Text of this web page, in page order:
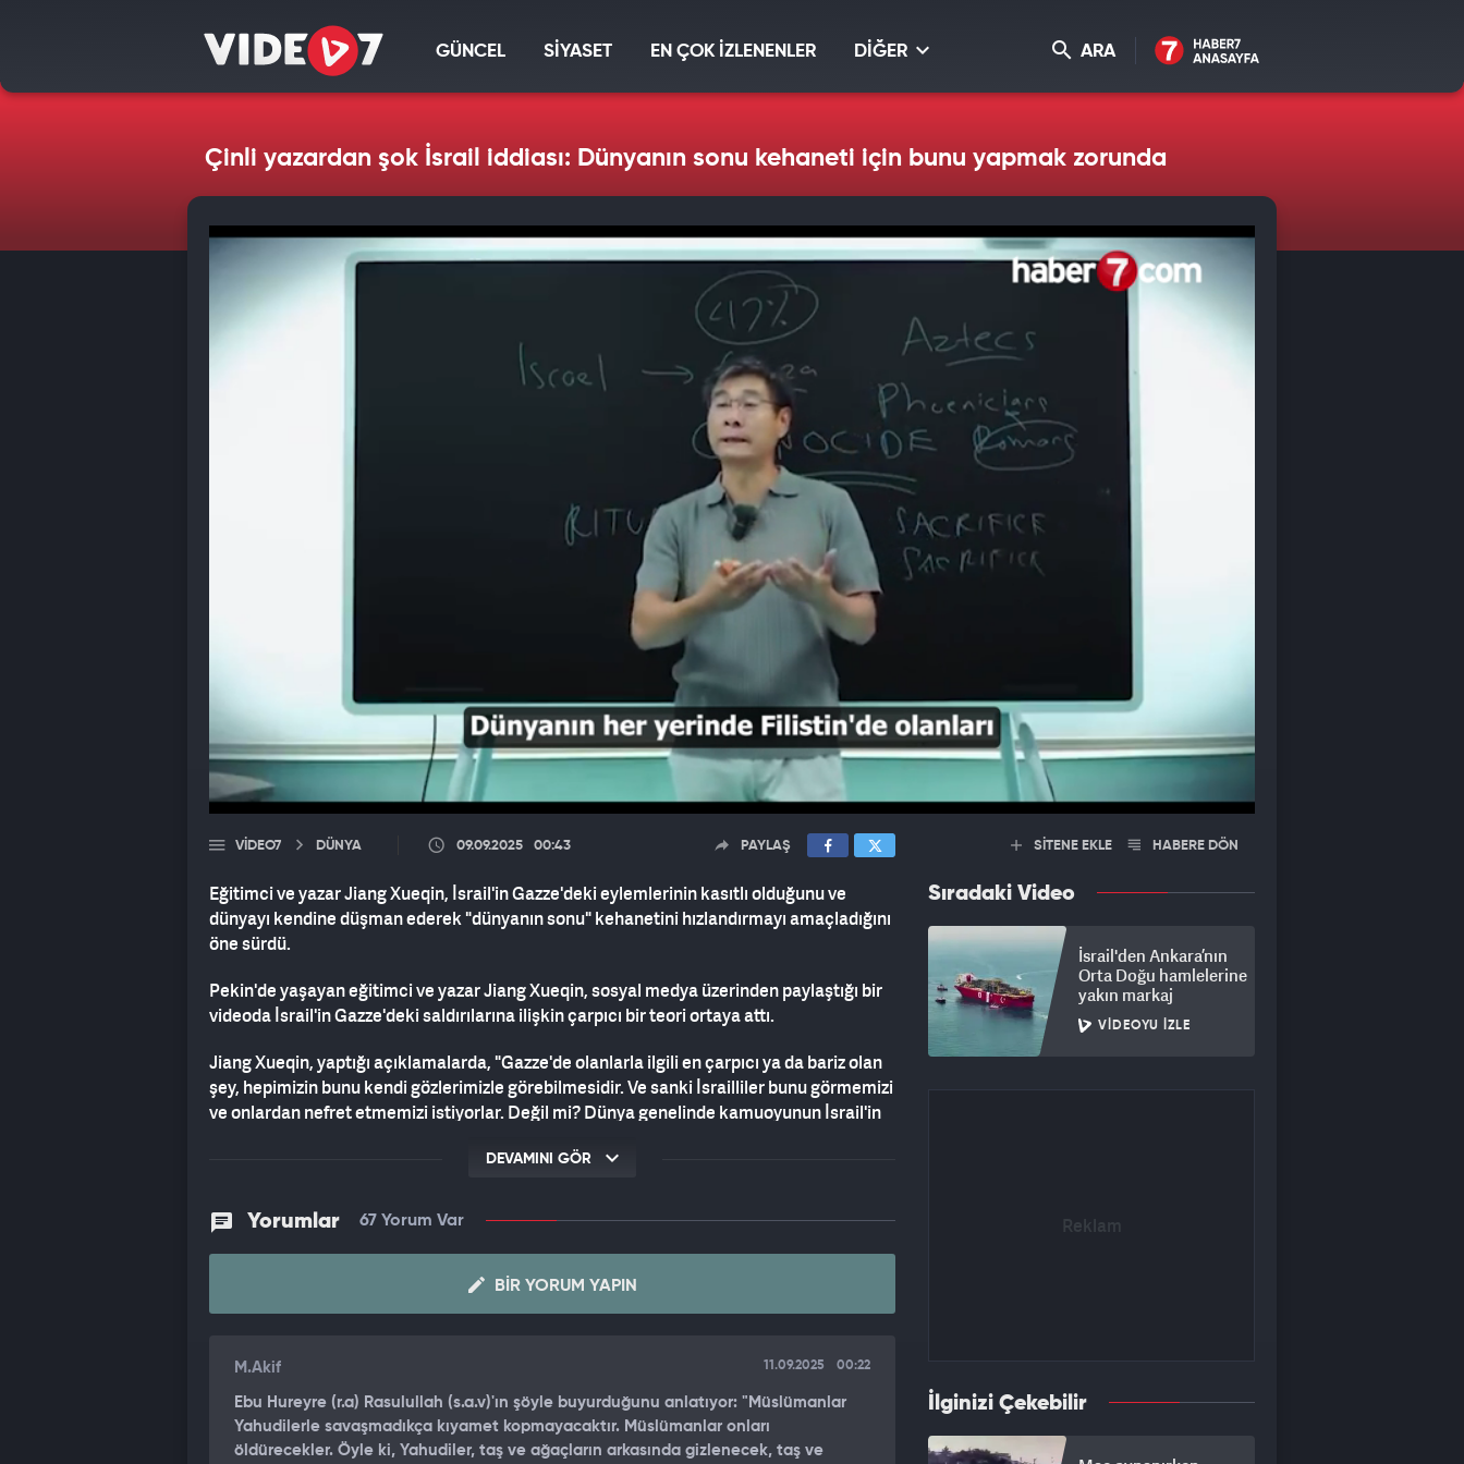
GÜNCEL SİYASET EN ÇOK İZLENENLER DİĞER ARA
Çinli yazardan şok İsrail iddiası: Dünyanın sonu kehaneti için bunu yapmak zorunda
VIDEO7 DÜNYA 09.09.2025 00:43 PAYLAŞ
Eğitimci ve yazar Jiang Xueqin, İsrail'in Gazze'deki eylemlerinin kasıtlı olduğunu ve
dünyayı kendine düşman ederek "dünyanın sonu" kehanetini hızlandırmayı amaçladığını
öne sürdü.
Pekin'de yaşayan eğitimci ve yazar Jiang Xueqin, sosyal medya üzerinden paylaştığı bir
videoda İsrail'in Gazze'deki saldırılarına ilişkin çarpıcı bir teori ortaya attı.
Jiang Xueqin, yaptığı açıklamalarda, "Gazze'de olanlarla ilgili en çarpıcı ya da bariz olan
şey, hepimizin bunu kendi gözlerimizle görebilmesidir. Ve sanki İsrailliler bunu görmemizi
ve onlardan nefret etmemizi istiyorlar. Değil mi? Dünya genelinde kamuoyunun İsrail'in
"İSRAİL BUNU GİZLİCE YAPABİLİRDİ"
İsrail'in Gazze halkını yok etmek istemesi durumunda bunu daha etkili ve gizli yollarla
yapabileceğini iddia eden Jiang Xueqin, şu ifadeleri kullandı:
Gazze'deki herkes hızla kanser olurdu, değil mi? Bunu yapacak teknolojiye sahibiz. Yani
İsrail bunu gizlice yapabilirdi ve kimse bundan bahsetmezdi. 20-30 yıl içinde Gazze
nüfusu tamamen yok olurdu. Bu çok gizli olurdu, değil mi? Bunun yerine, bunu tüm
dünyanın gözü önünde yapmayı seçiyorlar. Ve benim size sunduğum argüman şu ki; bu
DEVAMINI GÖR
Yorumlar 67 Yorum Var
BIR YORUM YAPIN
M.Akif 11.09.2025 00:22
Ebu Hureyre (r.a) Rasulullah (s.a.v)'ın şöyle buyurduğunu anlatıyor: "Müslümanlar
Yahudilerle savaşmadıkça kıyamet kopmayacaktır. Müslümanlar onları
öldürecekler. Öyle ki, Yahudiler, taş ve ağaçların arkasında gizlenecek, taş ve
SİTENE EKLE HABERE DÖN
Sıradaki Video
İsrail'den Ankara’nın
Orta Doğu hamlelerine
yakın markaj
VIDEOYU İZLE
İlginizi Çekebilir